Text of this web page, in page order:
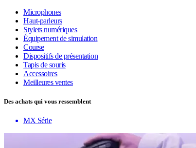
Microphones
Haut-parleurs
Stylets numériques
Équipement de simulation
Course
Dispositifs de présentation
Tapis de souris
Accessoires
Meilleures ventes
Des achats qui vous ressemblent
MX Série